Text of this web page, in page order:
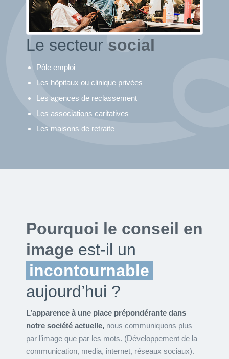
Le secteur social
Pôle emploi
Les hôpitaux ou clinique privées
Les agences de reclassement
Les associations caritatives
Les maisons de retraite
Pourquoi le conseil en
image est-il un
incontournable
aujourd’hui ?
L’apparence à une place prépondérante dans
notre société actuelle,nous communiquons plus
par l’image que par les mots. (Développement de la
communication, media, internet, réseaux sociaux).